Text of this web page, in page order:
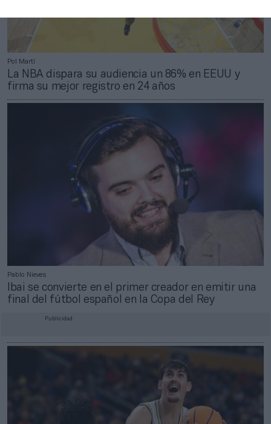
Pol Martí
La NBA dispara su audiencia un 86% en EEUU y
firma su mejor registro en 24 años
Pablo Nieves
Ibai se convierte en el primer creador en emitir una
final del fútbol español en la Copa del Rey
Publicidad